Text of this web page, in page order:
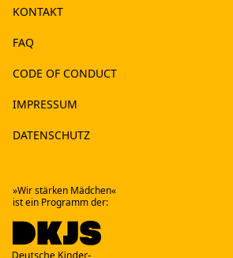
KONTAKT
FAQ
CODE OF CONDUCT
IMPRESSUM
DATENSCHUTZ
»Wir stärken Mädchen«
ist ein Programm der: